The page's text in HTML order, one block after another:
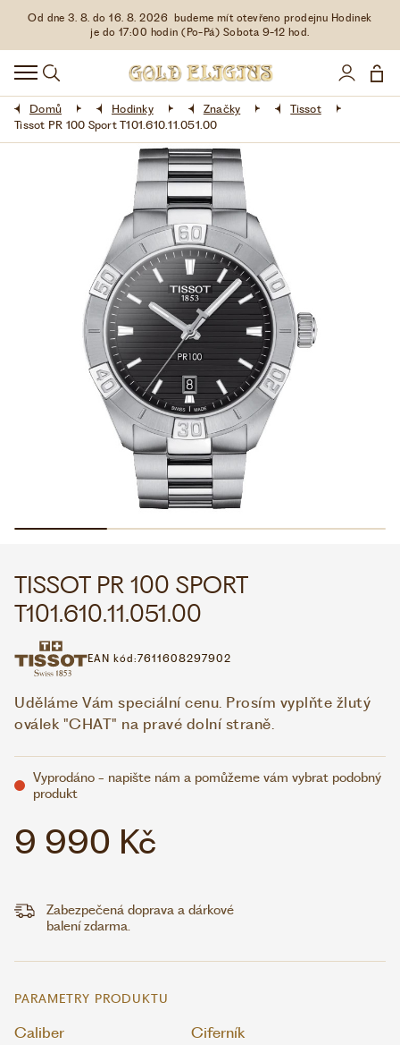
Od dne 3. 8. do 16. 8. 2026 budeme mít otevřeno prodejnu Hodinek
je do 17:00 hodin (Po-Pá) Sobota 9-12 hod.
HODINKY
DOPLŇKY
ŠPERKY
LIMITOVANÉ EDICE
VŠE O NÁKUPU
KONTAKT
WHATSAPP VIBER
VOLEJTE 9:00–18:00+420 775 138 346
Domů Hodinky Značky
Tissot
Tissot PR 100 Sport T101.610.11.051.00
TISSOT PR 100 SPORT
T101.610.11.051.00
EAN kód:7611608297902
Uděláme Vám speciální cenu. Prosím vyplňte žlutý
oválek "CHAT" na pravé dolní straně.
Vyprodáno - napište nám a pomůžeme vám vybrat podobný
produkt
9 990 Kč
Zabezpečená doprava a dárkové
balení zdarma.
PARAMETRY PRODUKTU
Caliber Ciferník